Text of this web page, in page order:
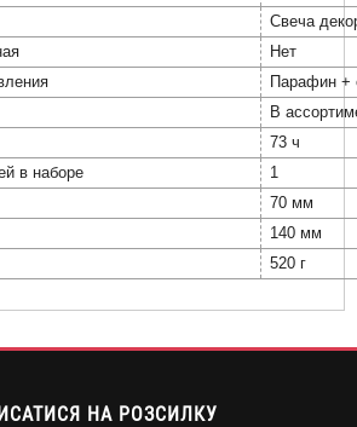
Свеча
Нет
Парафин +
В
73 ч
в наборе
1
70 мм
140 мм
520 г
НА РОЗСИЛКУ